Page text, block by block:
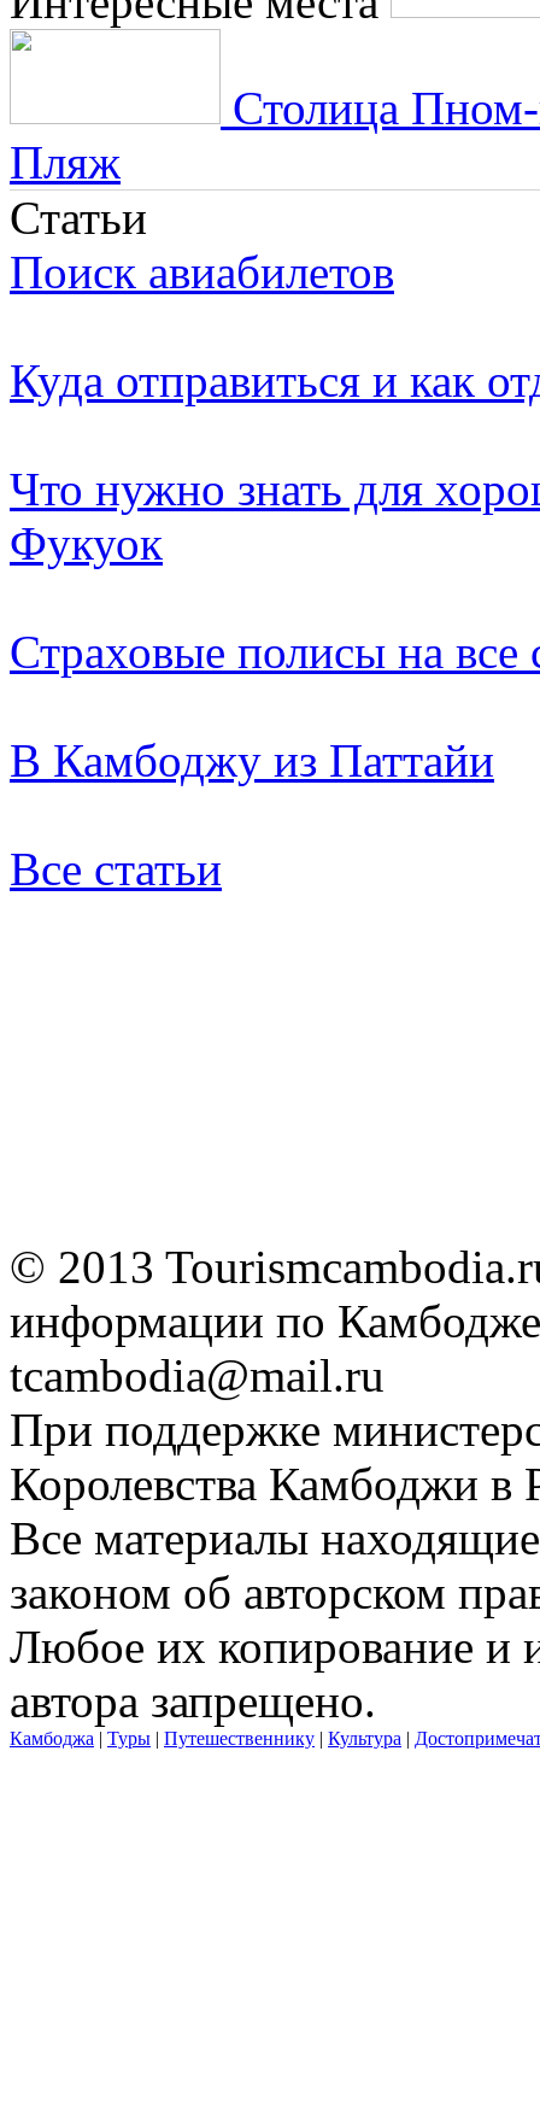
Столица
Пляж
Статьи
Поиск авиабилетов
Куда отправиться и как
Что нужно знать для
Фукуок
Страховые полисы на все
В Камбоджу из Паттайи
Все статьи
© 2013
информации по
tcambodia@mail.ru
При поддержке
Королевства Камбоджи в
Все материалы
законом об авторском
Любое их копирование и
автора запрещено.
Камбоджа | Туры | Путешественнику | Культура |